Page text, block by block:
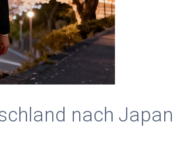
nach Japan